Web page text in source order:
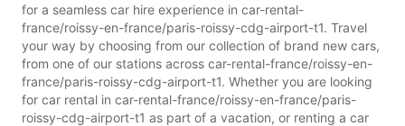
for a seamless car hire experience in car-rental-
france/roissy-en-france/paris-roissy-cdg-airport-t1. Travel
your way by choosing from our collection of brand new cars,
from one of our stations across car-rental-france/roissy-en-
france/paris-roissy-cdg-airport-t1. Whether you are looking
for car rental in car-rental-france/roissy-en-france/paris-
roissy-cdg-airport-t1 as part of a vacation, or renting a car